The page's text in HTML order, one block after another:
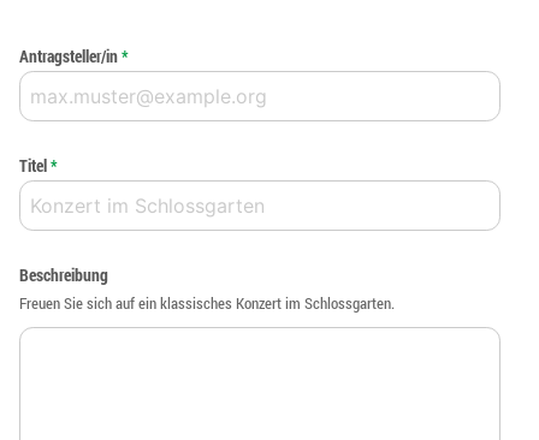
Antragsteller/in*
Titel*
Beschreibung
Freuen Sie sich auf ein klassisches Konzert im Schlossgarten.